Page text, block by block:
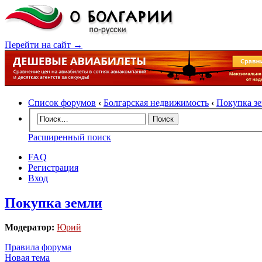
Перейти на сайт →
Список форумов ‹ Болгарская недвижимость ‹ Покупка
Расширенный поиск
FAQ
Регистрация
Вход
Покупка земли
Модератор: Юрий
Правила форума
Новая тема